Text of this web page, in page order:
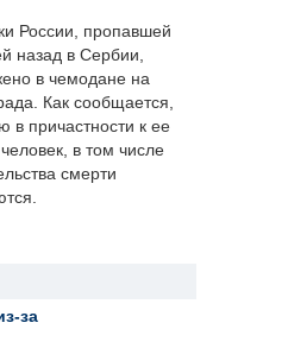
России, пропавшей
назад в Сербии,
в чемодане на
Как сообщается,
в причастности к ее
в том числе
смерти
за